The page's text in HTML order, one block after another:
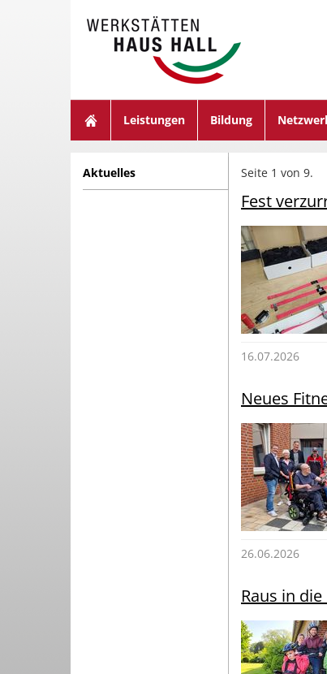
Leistungen Bildung
Aktuelles Seite 1 von 9.
Fest
16.07.2026
Neues
26.06.2026
Raus in